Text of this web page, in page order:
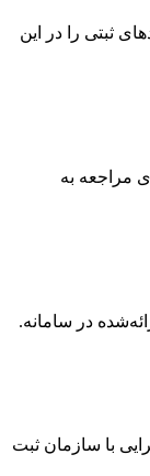
ثبتی را در این
مراجعه به
در سامانه.
با سازمان ثبت